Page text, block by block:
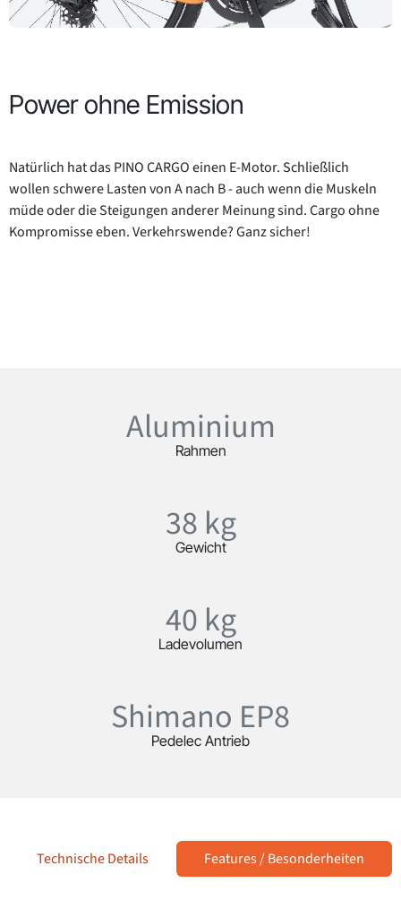
Power ohne Emission
Natürlich hat das PINO CARGO einen E-Motor. Schließlich
wollen schwere Lasten von A nach B - auch wenn die Muskeln
müde oder die Steigungen anderer Meinung sind. Cargo ohne
Kompromisse eben. Verkehrswende? Ganz sicher!
Aluminium
Rahmen
38 kg
Gewicht
40 kg
Ladevolumen
Shimano EP8
Pedelec Antrieb
Technische Details Features / Besonderheiten